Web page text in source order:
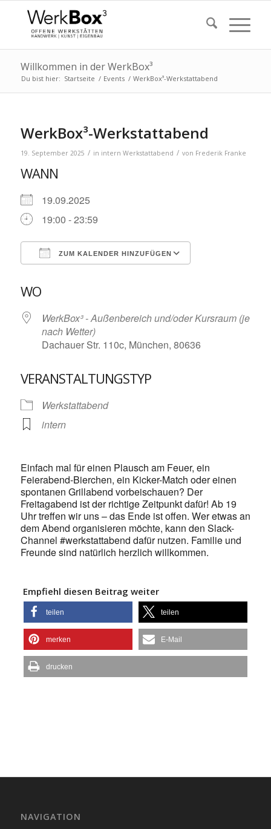
Willkommen in der WerkBox³
Du bist hier: Startseite / Events / WerkBox³-Werkstattabend
WerkBox³-Werkstattabend
19. September 2025 / in intern Werkstattabend / von Frederik Franke
WANN
19.09.2025
19:00 - 23:59
ZUM KALENDER HINZUFÜGEN
WO
WerkBox³ - Außenbereich und/oder Kursraum (je
nach Wetter)
Dachauer Str. 110c, München, 80636
VERANSTALTUNGSTYP
Werkstattabend
intern
Einfach mal für einen Plausch am Feuer, ein
Feierabend-Bierchen, ein Kicker-Match oder einen
spontanen Grillabend vorbeischauen? Der
Freitagabend ist der richtige Zeitpunkt dafür! Ab 19
Uhr treffen wir uns – das Ende ist offen. Wer etwas an
dem Abend organisieren möchte, kann den Slack-
Channel #werkstattabend dafür nutzen. Familie und
Freunde sind natürlich herzlich willkommen.
Empfiehl diesen Beitrag weiter
teilen teilen
merken E-Mail
drucken
NAVIGATION